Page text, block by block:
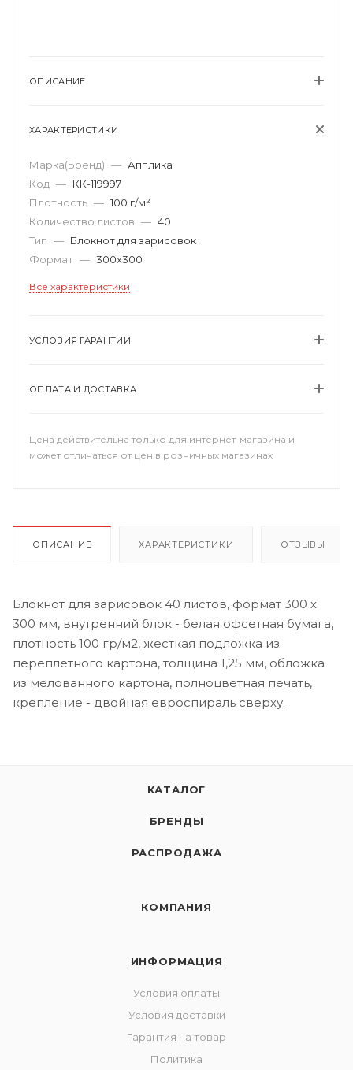
ОПИСАНИЕ
ХАРАКТЕРИСТИКИ
Марка(Бренд) — Апплика
Код — КК-119997
Плотность — 100 г/м²
Количество листов — 40
Тип — Блокнот для зарисовок
Формат — 300х300
Все характеристики
УСЛОВИЯ ГАРАНТИИ
ОПЛАТА И ДОСТАВКА
Цена действительна только для интернет-магазина и
может отличаться от цен в розничных магазинах
ОПИСАНИЕ ХАРАКТЕРИСТИКИ ОТЗЫВЫ
Блокнот для зарисовок 40 листов, формат 300 х
300 мм, внутренний блок - белая офсетная бумага,
плотность 100 гр/м2, жесткая подложка из
переплетного картона, толщина 1,25 мм, обложка
из мелованного картона, полноцветная печать,
крепление - двойная евроспираль сверху.
КАТАЛОГ
БРЕНДЫ
РАСПРОДАЖА
КОМПАНИЯ
ИНФОРМАЦИЯ
Условия оплаты
Условия доставки
Гарантия на товар
Политика